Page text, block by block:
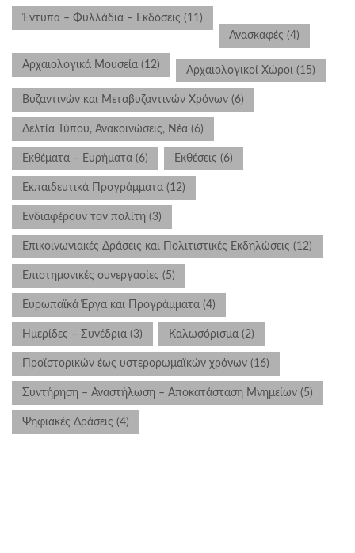
Έντυπα – Φυλλάδια – Εκδόσεις (11)
Ανασκαφές (4)
Αρχαιολογικά Μουσεία (12) Αρχαιολογικοί Χώροι (15)
Βυζαντινών και Μεταβυζαντινών Χρόνων (6)
Δελτία Τύπου, Ανακοινώσεις, Νέα (6)
Εκθέματα – Ευρήματα (6) Εκθέσεις (6)
Εκπαιδευτικά Προγράμματα (12)
Ενδιαφέρουν τον πολίτη (3)
Επικοινωνιακές Δράσεις και Πολιτιστικές Εκδηλώσεις (12)
Επιστημονικές συνεργασίες (5)
Ευρωπαϊκά Έργα και Προγράμματα (4)
Ημερίδες – Συνέδρια (3) Καλωσόρισμα (2)
Προϊστορικών έως υστερορωμαϊκών χρόνων (16)
Συντήρηση – Αναστήλωση – Αποκατάσταση Μνημείων (5)
Ψηφιακές Δράσεις (4)